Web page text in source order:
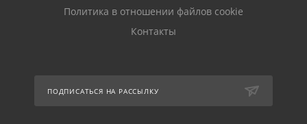
Политика в отношении файлов cookie
Контакты
ПОДПИСАТЬСЯ НА РАССЫЛКУ